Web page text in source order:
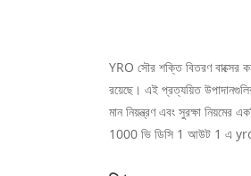
YRO সৌর শক্তি বিতরণ বাক্সের
রয়েছে। এই প্রত্যয়িত
মান নিয়ন্ত্রণ এবং সুরক্ষা নিয়মের
1000 ভি ডিসি 1 আউট 1 এ yro2